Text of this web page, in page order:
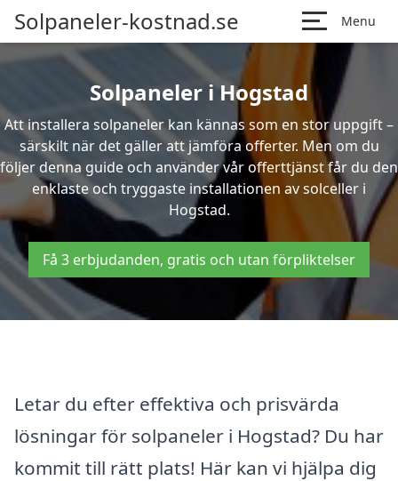
Solpaneler-kostnad.se Menu
Solpaneler i Hogstad
Att installera solpaneler kan kännas som en stor uppgift –
särskilt när det gäller att jämföra offerter. Men om du
följer denna guide och använder vår offerttjänst får du den
enklaste och tryggaste installationen av solceller i
Hogstad.
Få 3 erbjudanden, gratis och utan förpliktelser
Letar du efter effektiva och prisvärda
lösningar för solpaneler i Hogstad? Du har
kommit till rätt plats! Här kan vi hjälpa dig